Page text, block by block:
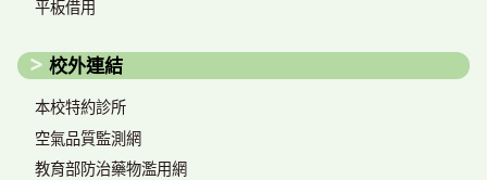
平板借用
校外連結
本校特約診所
空氣品質監測網
教育部防治藥物濫用網